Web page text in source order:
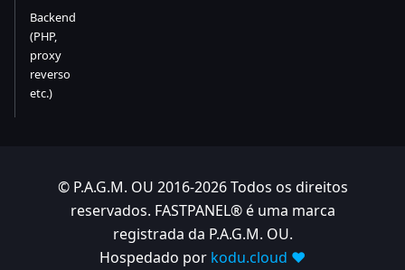
Backend
(PHP,
proxy
reverso
etc.)
© P.A.G.M. OU 2016-2026 Todos os direitos
reservados. FASTPANEL® é uma marca
registrada da P.A.G.M. OU.
Hospedado por kodu.cloud ❤️